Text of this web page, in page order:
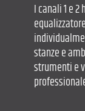
I canali 1 e
stanze e
strumenti e